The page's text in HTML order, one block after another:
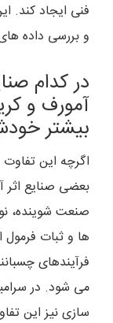
فنی ایجاد کند.
و بررسی داده
در کدام
آمورف و
بیشتر
اگرچه این تفاوت
بعضی صنایع اثر
صنعت شوینده،
ها و ثبات فرمول
فرآیندهای
می شود. در
سازی نیز این